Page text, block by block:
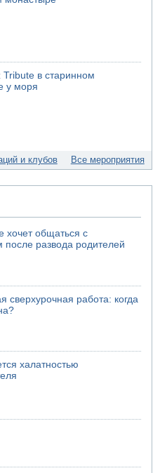
в вопросе Ливана
в Холоне
НПЗ
противоракетной
сдавать кровь
Гилад Эрдан объявит в
Tribute в старинном
у моря
и клубов Все мероприятия
хочет общаться с
после развода родителей
сверхурочная работа: когда
халатностью